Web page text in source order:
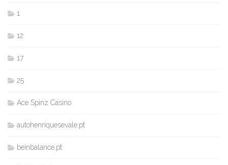
1
12
17
25
Ace Spinz Casino
autohenriquesevale.pt
beinbalance.pt